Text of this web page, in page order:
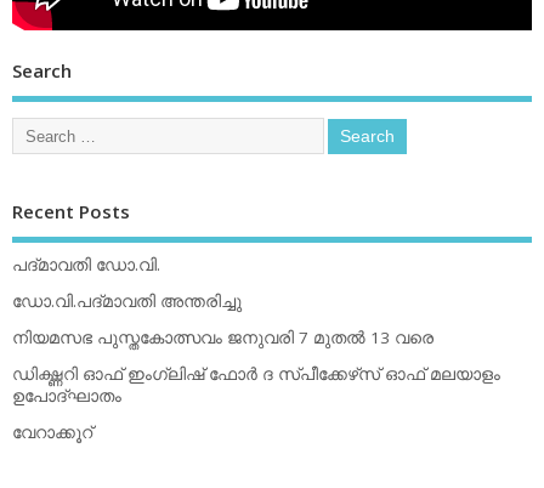
Search
Recent Posts
പദ്മാവതി ഡോ.വി.
ഡോ.വി.പദ്മാവതി അന്തരിച്ചു
നിയമസഭ പുസ്തകോത്സവം ജനുവരി 7 മുതല്‍ 13 വരെ
ഡിക്ഷ്ണറി ഓഫ് ഇംഗ്ലിഷ് ഫോര്‍ ദ സ്പീക്കേഴ്‌സ് ഓഫ് മലയാളം
ഉപോദ്ഘാതം
വേറാക്കൂറ്